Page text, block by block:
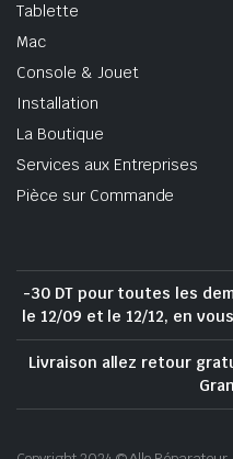
Tablette
Mac
Console & Jouet
Installation
La Boutique
Services aux Entreprises
Pièce sur Commande
-30 DT pour toutes les
le 12/09 et le 12/12, en
Livraison allez retour